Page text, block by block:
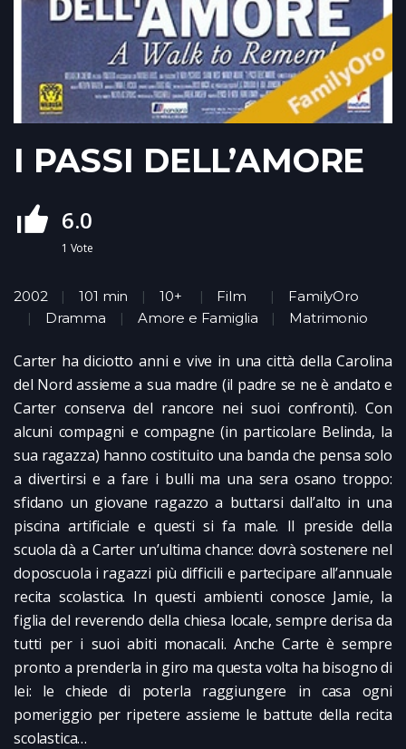
I PASSI DELL’AMORE
6.0
1 Vote
2002 101 min 10+ Film
FamilyOro
Dramma
Amore e Famiglia Matrimonio
Carter ha diciotto anni e vive in una città della Carolina
del Nord assieme a sua madre (il padre se ne è andato e
Carter conserva del rancore nei suoi confronti). Con
alcuni compagni e compagne (in particolare Belinda, la
sua ragazza) hanno costituito una banda che pensa solo
a divertirsi e a fare i bulli ma una sera osano troppo:
sfidano un giovane ragazzo a buttarsi dall’alto in una
piscina artificiale e questi si fa male. Il preside della
scuola dà a Carter un’ultima chance: dovrà sostenere nel
doposcuola i ragazzi più difficili e partecipare all’annuale
recita scolastica. In questi ambienti conosce Jamie, la
figlia del reverendo della chiesa locale, sempre derisa da
tutti per i suoi abiti monacali. Anche Carte è sempre
pronto a prenderla in giro ma questa volta ha bisogno di
lei: le chiede di poterla raggiungere in casa ogni
pomeriggio per ripetere assieme le battute della recita
scolastica…